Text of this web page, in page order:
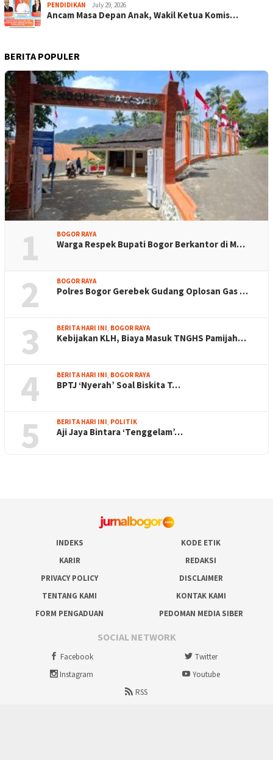
PENDIDIKAN July 29, 2026
Ancam Masa Depan Anak, Wakil Ketua Komis…
BERITA POPULER
1 BOGOR RAYA
Warga Respek Bupati Bogor Berkantor di M…
2 BOGOR RAYA
Polres Bogor Gerebek Gudang Oplosan Gas …
3 BERITA HARI INI, BOGOR RAYA
Kebijakan KLH, Biaya Masuk TNGHS Pamijah…
4 BERITA HARI INI, BOGOR RAYA
BPTJ ‘Nyerah’ Soal Biskita T…
5 BERITA HARI INI, POLITIK
Aji Jaya Bintara ‘Tenggelam’…
INDEKS
KODE ETIK
KARIR
REDAKSI
PRIVACY POLICY
DISCLAIMER
TENTANG KAMI
KONTAK KAMI
FORM PENGADUAN
PEDOMAN MEDIA SIBER
SOCIAL NETWORK
Facebook
Twitter
Instagram
Youtube
RSS